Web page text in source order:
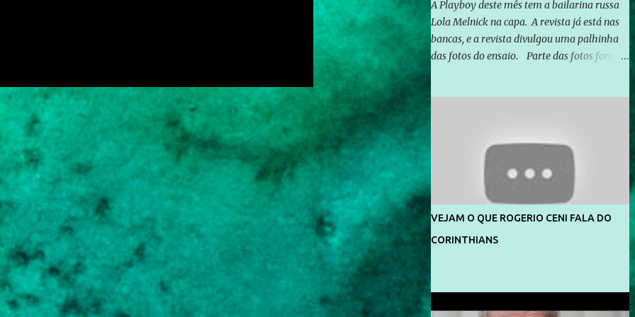
A Playboy deste mês tem a bailarina russa
Lola Melnick na capa. A revista já está nas
bancas, e a revista divulgou uma palhinha
das fotos do ensaio. Parte das fotos foram
divulga capa e primeiras fotos de Lola
Melnick - @aredacao
VEJAM O QUE ROGERIO CENI FALA DO
CORINTHIANS